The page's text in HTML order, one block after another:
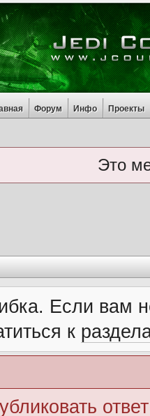
Форум Инфо Проекты
Это
Если вам
к